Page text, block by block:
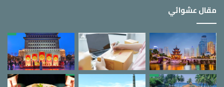
مقال عشوائي